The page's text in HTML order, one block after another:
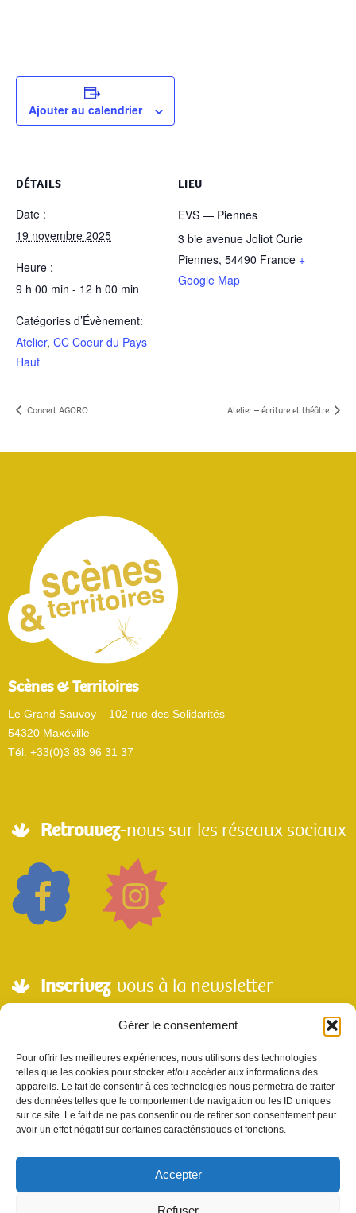
Gérer le consentement
Pour offrir les meilleures expériences, nous utilisons des technologies
telles que les cookies pour stocker et/ou accéder aux informations des
appareils. Le fait de consentir à ces technologies nous permettra de traiter
des données telles que le comportement de navigation ou les ID uniques
sur ce site. Le fait de ne pas consentir ou de retirer son consentement peut
avoir un effet négatif sur certaines caractéristiques et fonctions.
Accepter
Refuser
Ajouter au calendrier
DÉTAILS
Date :
19 novembre 2025
Heure :
9 h 00 min - 12 h 00 min
Catégories d’Évènement:
Atelier, CC Coeur du Pays
Haut
LIEU
EVS — Piennes
3 bie avenue Joliot Curie
Piennes, 54490 France +
Google Map
Concert AGORO Atelier – écriture et théâtre
Scènes & Territoires
Le Grand Sauvoy – 102 rue des Solidarités
54320 Maxéville
Tél. +33(0)3 83 96 31 37
Retrouvez-nous sur les réseaux sociaux
Inscrivez-vous à la newsletter
Nom
Votre e-mail sera utilisé uniquement pour nous permettre de vous envoyer notre
désinscrire en utilisant le lien se désabonner de la newsletter.